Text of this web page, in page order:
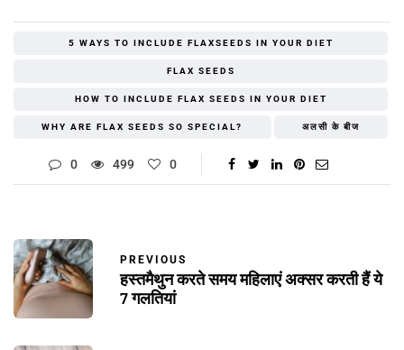
5 WAYS TO INCLUDE FLAXSEEDS IN YOUR DIET
FLAX SEEDS
HOW TO INCLUDE FLAX SEEDS IN YOUR DIET
WHY ARE FLAX SEEDS SO SPECIAL? अलसी के बीज
0 499 0
PREVIOUS
हस्तमैथुन करते समय महिलाएं अक्सर करती हैं ये
7 गलतियां